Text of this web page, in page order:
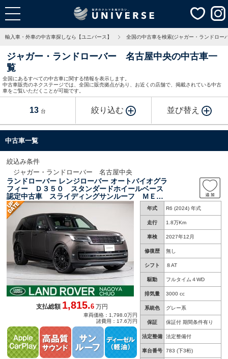
輸入車・外車の中古車探しなら【ユニバース】 全国の中古車を検索(ジャガー・ランドロ
ジャガー・ランドローバー 名古屋中央の中古車一
覧
全国にあるすべての中古車に関する情報を表示します。
中古車販売のネクステージでは、全国に販売拠点があり、お近くの店舗で、掲載されている中古
車をご覧いただくことが可能です。
13 台 絞り込む 並び替え
中古車一覧
絞込み条件
ジャガー・ランドローバー 名古屋中央
ランドローバー レンジローバー オートバイオグラ
フィー Ｄ３５０ スタンダードホイールベース
認定中古車 スライディングサンルーフ ＭＥＲ
ＩＤＩＡＮシグネチャーサウンド 電動格納式サ
イドステップ ヘッドアップディスプレイ ２３
インチブラックホイール シートマッサージ ア
ンビエントライト
年式 R6 (2024) 年式
走行 1.8万Km
車検 2027年12月
修復歴 無し
シフト ８AT
駆動 フルタイム４WD
排気量 3000 cc
系統色 グレー系
保証 保証付 期間条件有り
法定整備 法定整備付
車台番号 783 (下3桁)
支払総額1,815.6 万円
車両価格：1,798.0万円
諸費用：17.6万円